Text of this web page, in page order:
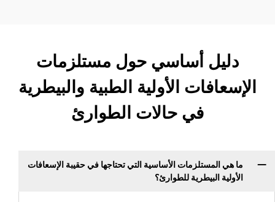
دليل أساسي حول مستلزمات
الإسعافات الأولية الطبية والبيطرية
في حالات الطوارئ
ما هي المستلزمات الأساسية التي تحتاجها في حقيبة الإسعافات
الأولية البيطرية للطوارئ؟